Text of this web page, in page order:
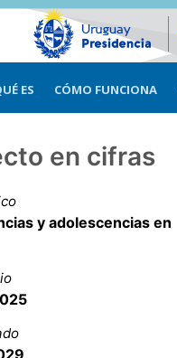
ES CÓMO FUNCIONA
en cifras
y adolescencias en